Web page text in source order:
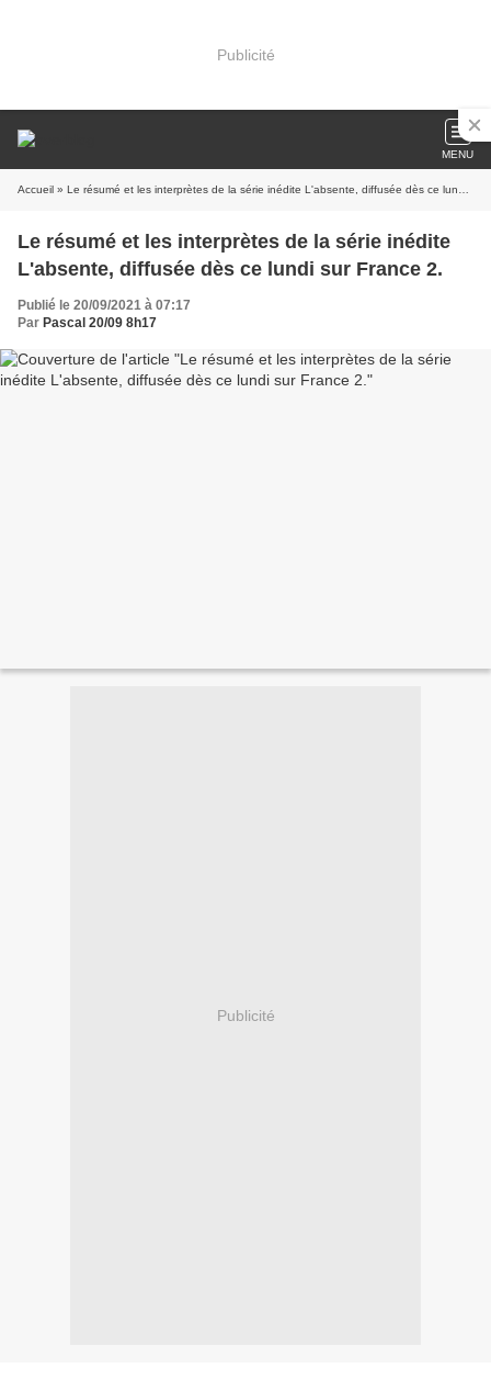
Publicité
MENU
Accueil » Le résumé et les interprètes de la série inédite L'absente, diffusée dès ce lundi sur France 2.
Le résumé et les interprètes de la série inédite
L'absente, diffusée dès ce lundi sur France 2.
Publié le 20/09/2021 à 07:17
Par Pascal 20/09 8h17
Publicité